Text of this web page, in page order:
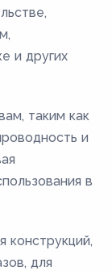
и других
таким как
и
в
конструкций,
для